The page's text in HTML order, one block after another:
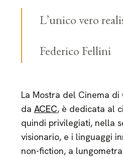
L’unico vero
Federico Fellini
La Mostra del Cinema
da ACEC, è dedicata al
quindi privilegiati, nella
visionario, e i linguaggi
non-fiction, a